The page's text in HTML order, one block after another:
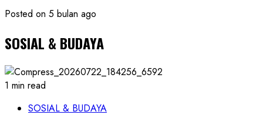
Posted on 5 bulan ago
SOSIAL & BUDAYA
1 min read
SOSIAL & BUDAYA